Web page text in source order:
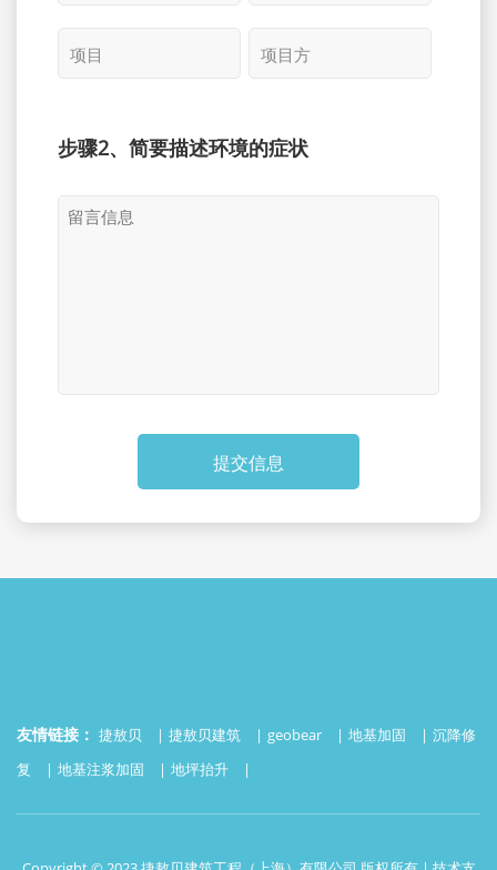
步骤2、简要描述环境的症状
提交信息
友情链接： 捷敖贝 捷敖贝建筑 geobear 地基加固
沉降修
复
地基注浆加固 地坪抬升